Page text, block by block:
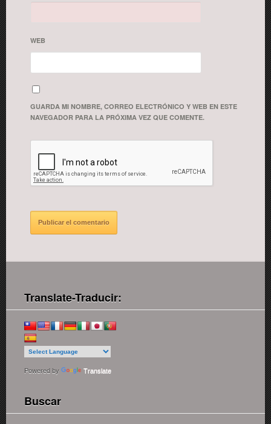
WEB
GUARDA MI NOMBRE, CORREO ELECTRÓNICO Y WEB EN ESTE
NAVEGADOR PARA LA PRÓXIMA VEZ QUE COMENTE.
Translate-Traducir:
Powered by Translate
Buscar